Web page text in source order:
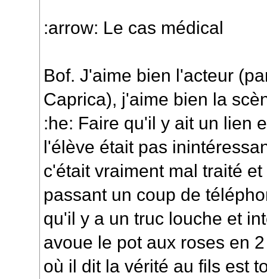
:arrow: Le cas médical
Bof. J'aime bien l'acteur
Caprica), j'aime bien la
:he: Faire qu'il y ait un lien
l'élève était pas
c'était vraiment mal traité
passant un coup de
qu'il y a un truc louche et
avoue le pot aux roses en
où il dit la vérité au fils est